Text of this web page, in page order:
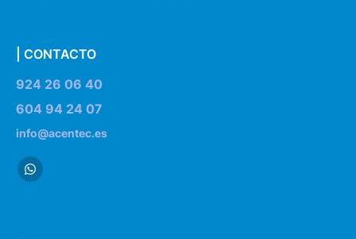
| CONTACTO
924 26 06 40
604 94 24 07
info@acentec.es